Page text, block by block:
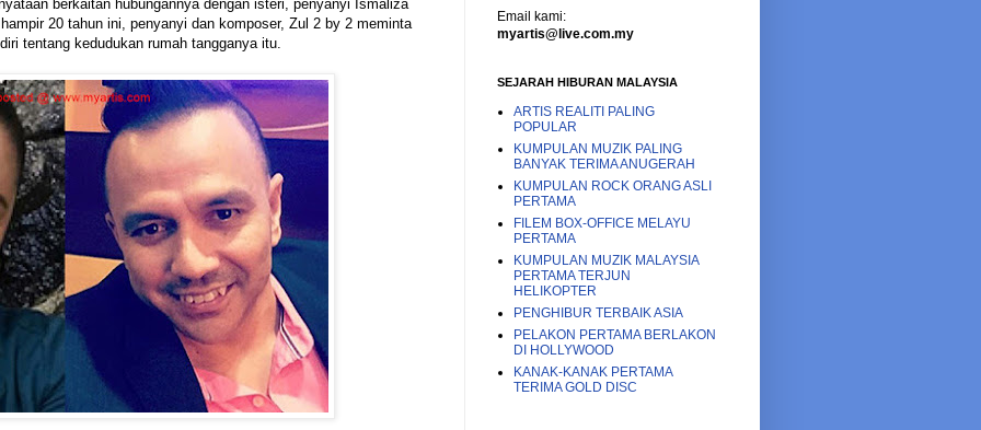
berkaitan hubungannya dengan isteri, penyanyi Ismaliza
20 tahun ini, penyanyi dan komposer, Zul 2 by 2 meminta
tentang kedudukan rumah tangganya itu.
Email kami:
myartis@live.com.my
SEJARAH HIBURAN MALAYSIA
ARTIS REALITI PALING
POPULAR
KUMPULAN MUZIK PALING
BANYAK TERIMA ANUGERAH
KUMPULAN ROCK ORANG ASLI
PERTAMA
FILEM BOX-OFFICE MELAYU
PERTAMA
KUMPULAN MUZIK MALAYSIA
PERTAMA TERJUN
HELIKOPTER
PENGHIBUR TERBAIK ASIA
PELAKON PERTAMA BERLAKON
DI HOLLYWOOD
KANAK-KANAK PERTAMA
TERIMA GOLD DISC